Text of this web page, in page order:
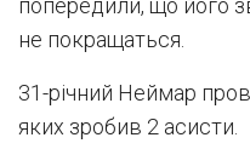
попередили, що його
не покращаться.
31-річний Неймар
яких зробив 2 асисти.